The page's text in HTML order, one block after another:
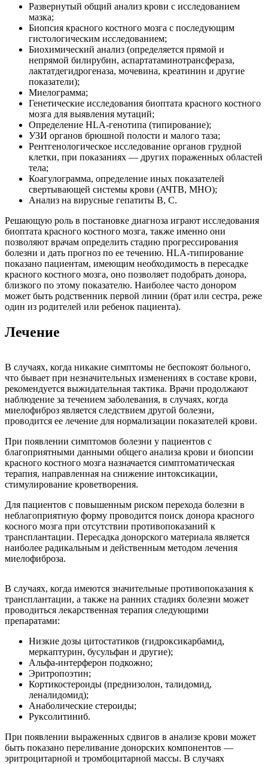
Развернутый общий анализ крови с исследованием
мазка;
Биопсия красного костного мозга с последующим
гистологическим исследованием;
Биохимический анализ (определяется прямой и
непрямой билирубин, аспартатаминотрансфераза,
лактатдегидрогеназа, мочевина, креатинин и другие
показатели);
Миелограмма;
Генетические исследования биоптата красного костного
мозга для выявления мутаций;
Определение HLA-генотипа (типирование);
УЗИ органов брюшной полости и малого таза;
Рентгенологическое исследование органов грудной
клетки, при показаниях — других пораженных областей
тела;
Коагулограмма, определение иных показателей
свертывающей системы крови (АЧТВ, МНО);
Анализ на вирусные гепатиты В, С.
Решающую роль в постановке диагноза играют исследования
биоптата красного костного мозга, также именно они
позволяют врачам определить стадию прогрессирования
болезни и дать прогноз по ее течению. HLA-типирование
показано пациентам, имеющим необходимость в пересадке
красного костного мозга, оно позволяет подобрать донора,
близкого по этому показателю. Наиболее часто донором
может быть родственник первой линии (брат или сестра, реже
один из родителей или ребенок пациента).
Лечение
В случаях, когда никакие симптомы не беспокоят больного,
что бывает при незначительных изменениях в составе крови,
рекомендуется выжидательная тактика. Врачи продолжают
наблюдение за течением заболевания, в случаях, когда
миелофиброз является следствием другой болезни,
проводится ее лечение для нормализации показателей крови.
При появлении симптомов болезни у пациентов с
благоприятными данными общего анализа крови и биопсии
красного костного мозга назначается симптоматическая
терапия, направленная на снижение интоксикации,
стимулирование кроветворения.
Для пациентов с повышенным риском перехода болезни в
неблагоприятную форму проводится поиск донора красного
косного мозга при отсутствии противопоказаний к
трансплантации. Пересадка донорского материала является
наиболее радикальным и действенным методом лечения
миелофиброза.
В случаях, когда имеются значительные противопоказания к
трансплантации, а также на ранних стадиях болезни может
проводиться лекарственная терапия следующими
препаратами:
Низкие дозы цитостатиков (гидроксикарбамид,
меркаптурин, бусульфан и другие);
Альфа-интерферон подкожно;
Эритропоэтин;
Кортикостероиды (преднизолон, талидомид,
леналидомид);
Анаболические стероиды;
Руксолитиниб.
При появлении выраженных сдвигов в анализе крови может
быть показано переливание донорских компонентов —
эритроцитарной и тромбоцитарной массы. В случаях